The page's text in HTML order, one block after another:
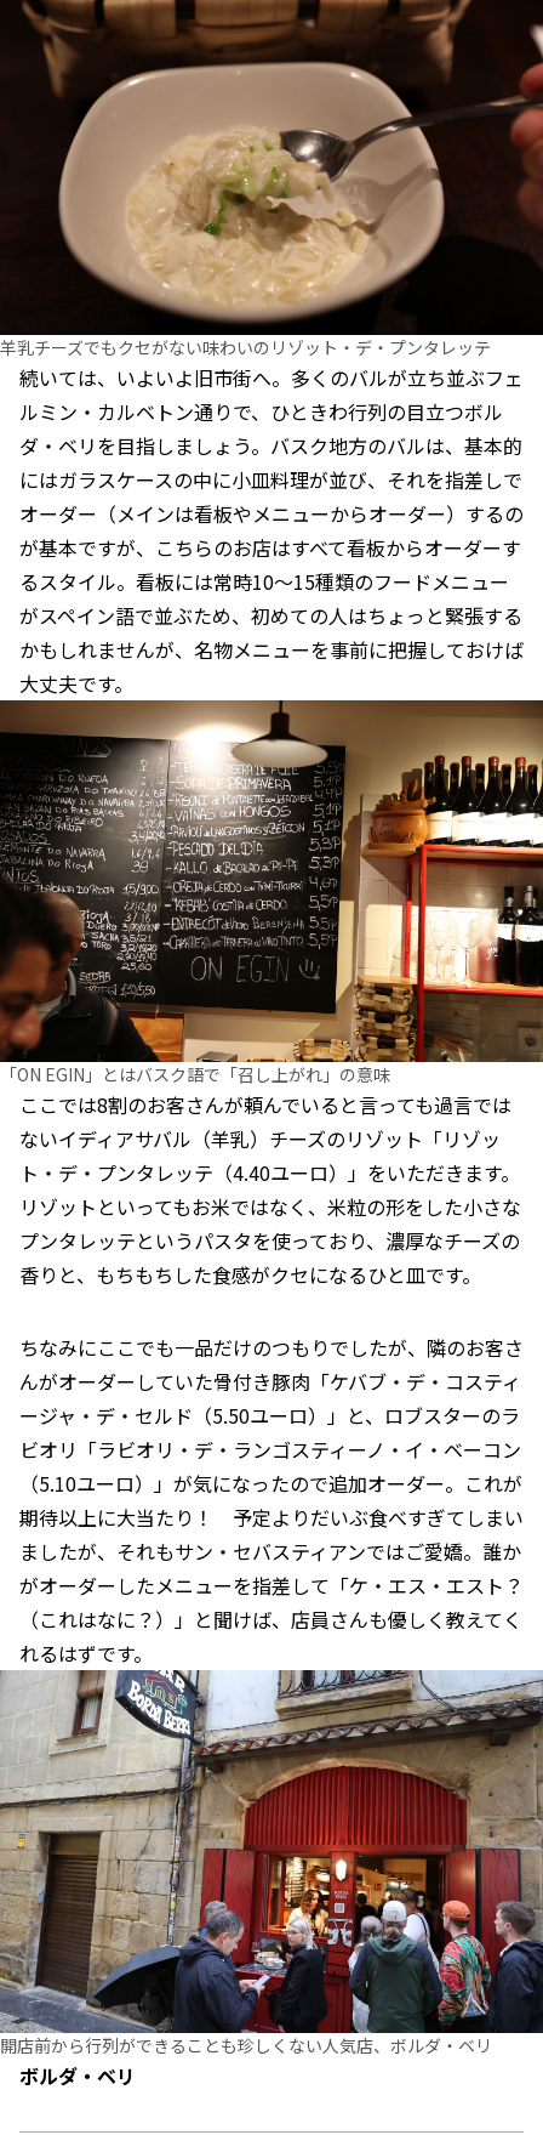
羊乳チーズでもクセがない味わいのリゾット・デ・プンタレッテ
続いては、いよいよ旧市街へ。多くのバルが立ち並ぶフェ
ルミン・カルベトン通りで、ひときわ行列の目立つボル
ダ・ベリを目指しましょう。バスク地方のバルは、基本的
にはガラスケースの中に小皿料理が並び、それを指差しで
オーダー（メインは看板やメニューからオーダー）するの
が基本ですが、こちらのお店はすべて看板からオーダーす
るスタイル。看板には常時10〜15種類のフードメニュー
がスペイン語で並ぶため、初めての人はちょっと緊張する
かもしれませんが、名物メニューを事前に把握しておけば
大丈夫です。
「ON EGIN」とはバスク語で「召し上がれ」の意味
ここでは8割のお客さんが頼んでいると言っても過言では
ないイディアサバル（羊乳）チーズのリゾット「リゾッ
ト・デ・プンタレッテ（4.40ユーロ）」をいただきます。
リゾットといってもお米ではなく、米粒の形をした小さな
プンタレッテというパスタを使っており、濃厚なチーズの
香りと、もちもちした食感がクセになるひと皿です。
ちなみにここでも一品だけのつもりでしたが、隣のお客さ
んがオーダーしていた骨付き豚肉「ケバブ・デ・コスティ
ージャ・デ・セルド（5.50ユーロ）」と、ロブスターのラ
ビオリ「ラビオリ・デ・ランゴスティーノ・イ・ベーコン
（5.10ユーロ）」が気になったので追加オーダー。これが
期待以上に大当たり！ 予定よりだいぶ食べすぎてしまい
ましたが、それもサン・セバスティアンではご愛嬌。誰か
がオーダーしたメニューを指差して「ケ・エス・エスト？
（これはなに？）」と聞けば、店員さんも優しく教えてく
れるはずです。
開店前から行列ができることも珍しくない人気店、ボルダ・ベリ
ボルダ・ベリ